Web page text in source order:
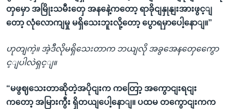
တှမှော အမြိုးသမီးတှေ အနနေဲ့ကတော့ ရာခိုငျနှုနျးအားဖွင့ျ
တော့ လုံလောကျမှု မရှိသေးဘူးလို့တော့ ပွောရမှာပေါ့နောျ။”
ဟုတျကဲ့။ အဲ့ဒီလိုမရှိသေးတာက ဘယျလို အခွအေနတှေကွေော
င့ျပါလဲရှင့ျ။
“မဖွဈသေးတာဆိုတဲ့အပိုငျးက ကတြော့ အကွောငျးရငျး
ကတော့ အမြားကွီး ရှိတယျပေါ့နောျ။ ပထမ တကွောငျးကက